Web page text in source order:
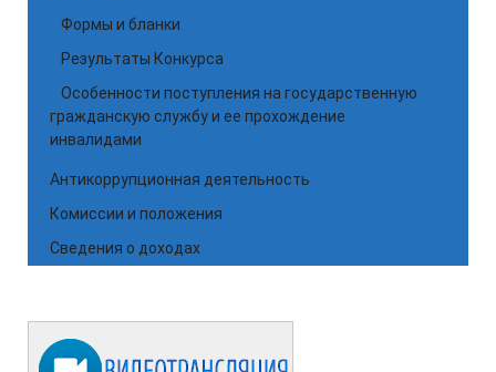
Формы и бланки
Результаты Конкурса
Особенности поступления на государственную
гражданскую службу и ее прохождение
инвалидами
Антикоррупционная деятельность
Комиссии и положения
Сведения о доходах